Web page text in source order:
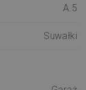
A.5
Suwałki